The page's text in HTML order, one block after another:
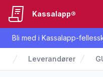
Bli med i Kassalapp-
Kassalapp®
Leverandører